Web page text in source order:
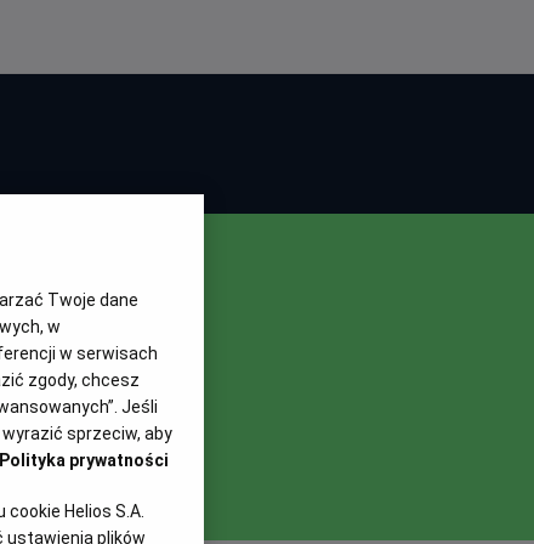
Twoje dane
w
w serwisach
zgody, chcesz
Jeśli
sprzeciw, aby
Polityka prywatności
Helios S.A.
ustawienia plików